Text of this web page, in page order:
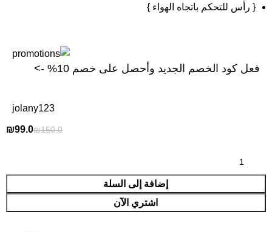
{ رأس للتحكم باتجاه الهواء }
فعل كود الخصم الجديد وأحصل على خصم 10% ->
jolany123
₪150.0
₪99.0
إضافة إلى السلة
اشتري الآن